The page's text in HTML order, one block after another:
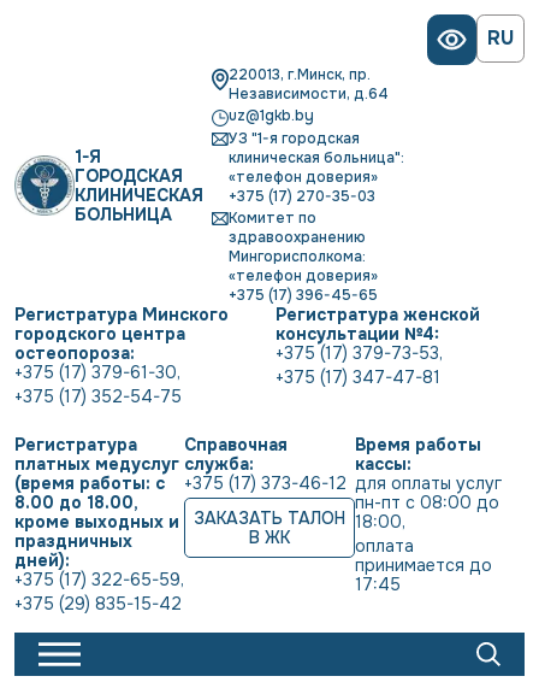
RU
1-Я
ГОРОДСКАЯ
КЛИНИЧЕСКАЯ
БОЛЬНИЦА
220013, г.Минск, пр.
Независимости, д.64
uz@1gkb.by
УЗ "1-я городская
клиническая больница":
«телефон доверия»
+375 (17) 270-35-03
Комитет по
здравоохранению
Мингорисполкома:
«телефон доверия»
+375 (17) 396-45-65
Регистратура Минского
городского центра
остеопороза:
+375 (17) 379-61-30,
+375 (17) 352-54-75
Регистратура женской
консультации №4:
+375 (17) 379-73-53,
+375 (17) 347-47-81
Регистратура
платных медуслуг
(время работы: с
8.00 до 18.00,
кроме выходных и
праздничных
дней):
+375 (17) 322-65-59,
+375 (29) 835-15-42
Справочная
служба:
+375 (17) 373-46-12
ЗАКАЗАТЬ ТАЛОН
В ЖК
Время работы
кассы:
для оплаты услуг
пн-пт с 08:00 до
18:00,
оплата
принимается до
17:45